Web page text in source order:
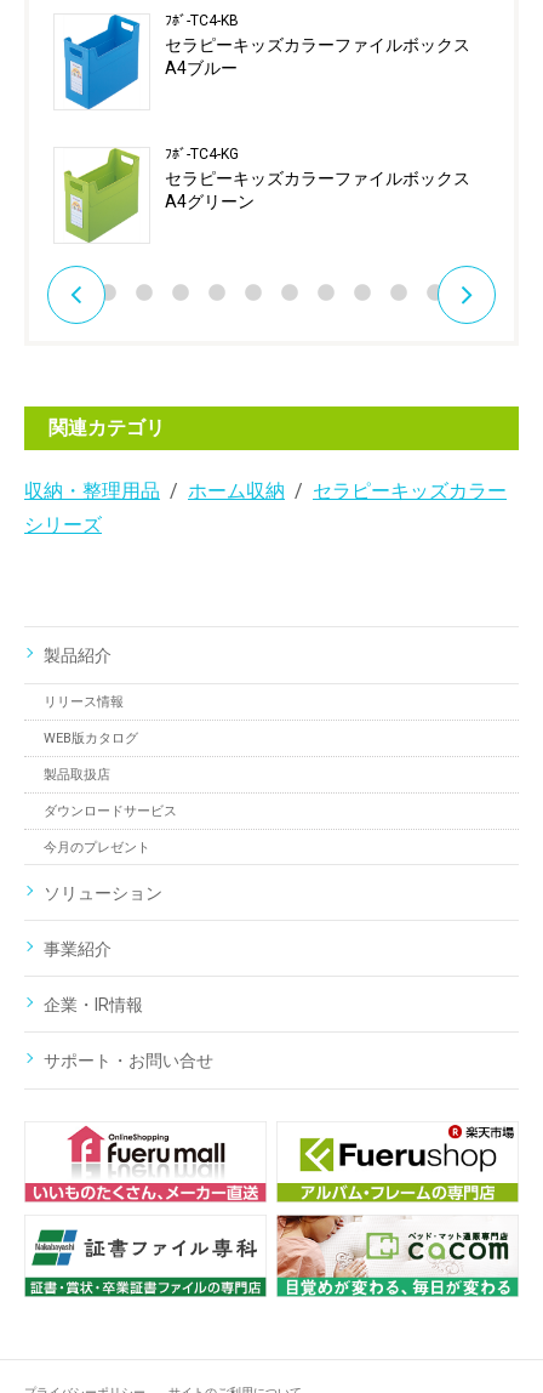
ﾌﾎﾞ-TC4-KB
セラピーキッズカラーファイルボックス
A4ブルー
ﾌﾎﾞ-TC4-KG
セラピーキッズカラーファイルボックス
A4グリーン
関連カテゴリ
収納・整理用品 ホーム収納
セラピーキッズカラー
シリーズ
製品紹介
リリース情報
WEB版カタログ
製品取扱店
ダウンロードサービス
今月のプレゼント
ソリューション
事業紹介
企業・IR情報
サポート・お問い合せ